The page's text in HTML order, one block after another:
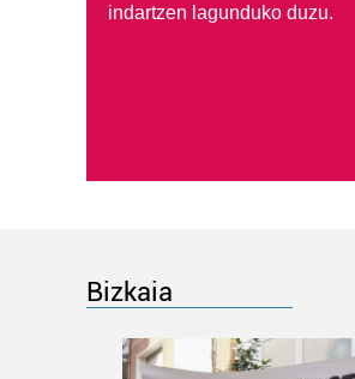
indartzen lagunduko duzu.
Bizkaia